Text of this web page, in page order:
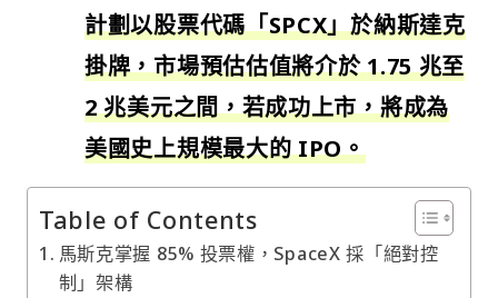
計劃以股票代碼「SPCX」於納斯達克
掛牌，市場預估估值將介於 1.75 兆至
2 兆美元之間，若成功上市，將成為
美國史上規模最大的 IPO。
Table of Contents
馬斯克掌握 85% 投票權，SpaceX 採「絕對控
制」架構